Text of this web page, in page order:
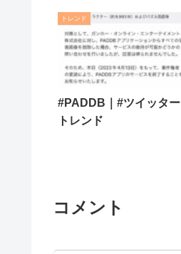
トレンド
#PADDB｜#ツイッター
トレンド
コメント